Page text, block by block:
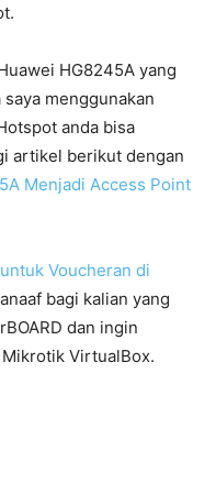
HG8245A yang
menggunakan
anda bisa
artikel berikut dengan
Menjadi Access Point
Voucheran di
bagi kalian yang
dan ingin
VirtualBox.